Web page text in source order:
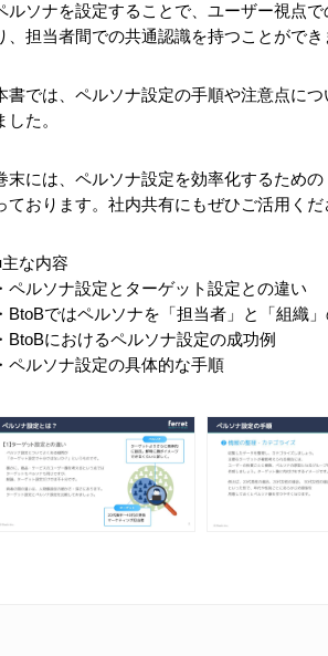
ルソナを設定することで、ユーザー視点
、担当者間での共通認識を持つことができ
書では、ペルソナ設定の手順や注意点に
した。
末には、ペルソナ設定を効率化するための
ております。社内共有にもぜひご活用くだ
な内容
・ペルソナ設定とターゲット設定との違い
・BtoBではペルソナを「担当者」と「組織
・BtoBにおけるペルソナ設定の成功例
・ペルソナ設定の具体的な手順​​​​​